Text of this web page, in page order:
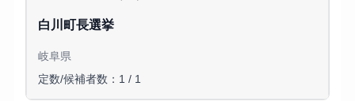
白川町長選挙
岐阜県
定数/候補者数：1 / 1